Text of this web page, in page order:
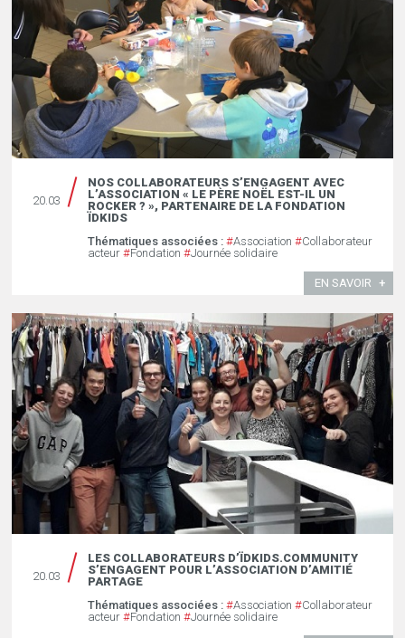
20.03
NOS COLLABORATEURS S’ENGAGENT AVEC
L’ASSOCIATION « LE PÈRE NOËL EST-IL UN
ROCKER ? », PARTENAIRE DE LA FONDATION
ÏDKIDS
Thématiques associées : #Association #Collaborateur
acteur #Fondation #Journée solidaire
EN SAVOIR
20.03
LES COLLABORATEURS D’ÏDKIDS.COMMUNITY
S’ENGAGENT POUR L’ASSOCIATION D’AMITIÉ
PARTAGE
Thématiques associées : #Association #Collaborateur
acteur #Fondation #Journée solidaire